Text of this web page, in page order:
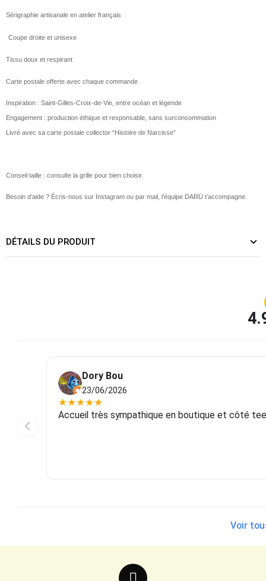
Sérigraphie artisanale en atelier français
Coupe droite et unisexe
Tissu doux et respirant
Carte postale offerte avec chaque commande
Inspiration : Saint-Gilles-Croix-de-Vie, entre océan et légende
Engagement : production éthique et responsable, sans surconsommation
Livré avec sa carte postale collector “Histoire de Narcisse”
Conseil taille : consulte la grille pour bien choisir.
Besoin d’aide ? Écris-nous sur Instagram ou par mail, l’équipe DARÜ t’accompagne.
DÉTAILS DU PRODUIT
Dory Bou
23/06/2026
★★★★★
Accueil très sympathique en boutique et côté
Voir